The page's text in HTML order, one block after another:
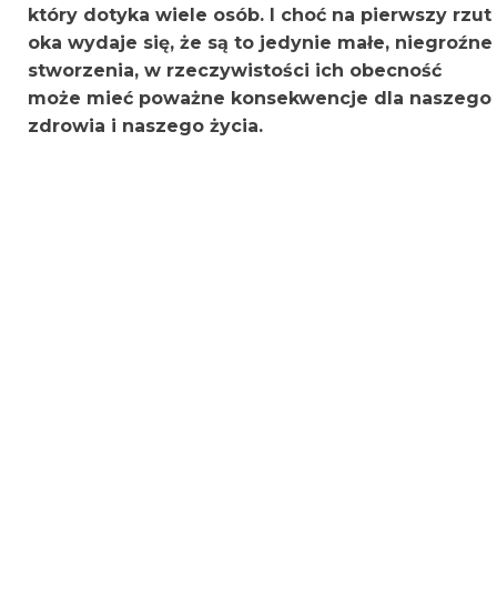
który dotyka wiele osób. I choć na pierwszy rzut
oka wydaje się, że są to jedynie małe, niegroźne
stworzenia, w rzeczywistości ich obecność
może mieć poważne konsekwencje dla naszego
zdrowia i naszego życia.